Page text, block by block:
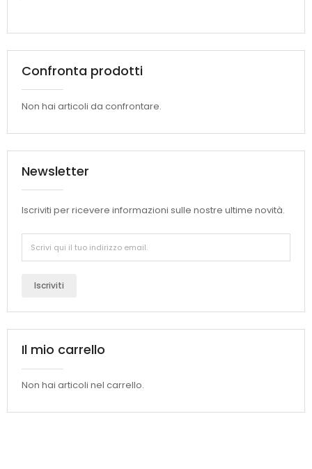
Confronta prodotti
Non hai articoli da confrontare.
Newsletter
Iscriviti per ricevere informazioni sulle nostre ultime novità.
Iscriviti
Il mio carrello
Non hai articoli nel carrello.